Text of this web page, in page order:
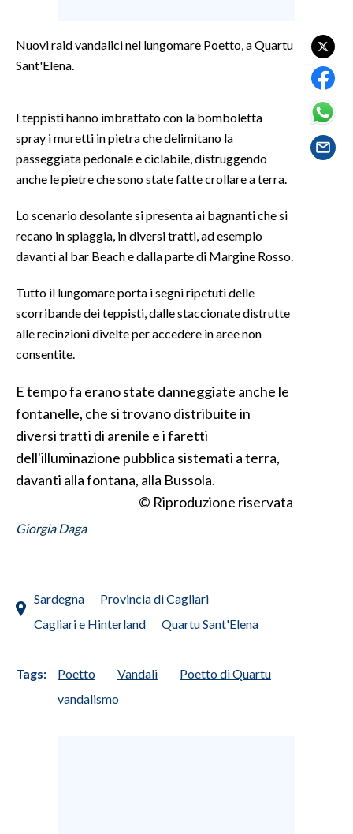
SPETTACOLI
SALUTE
SARDEGNA TURISMO
SARDI NEL MONDO
NOTIZIE
3 MINUTI CON
INFO AZIENDE
ABBONATI
SPIAGGE
Nuovi raid vandalici nel lungomare Poetto, a Quartu
Sant'Elena.
I teppisti hanno imbrattato con la bomboletta
spray i muretti in pietra che delimitano la
passeggiata pedonale e ciclabile, distruggendo
anche le pietre che sono state fatte crollare a terra.
Lo scenario desolante si presenta ai bagnanti che si
recano in spiaggia, in diversi tratti, ad esempio
davanti al bar Beach e dalla parte di Margine Rosso.
Tutto il lungomare porta i segni ripetuti delle
scorribande dei teppisti, dalle staccionate distrutte
alle recinzioni divelte per accedere in aree non
consentite.
E tempo fa erano state danneggiate anche le
fontanelle, che si trovano distribuite in
diversi tratti di arenile e i faretti
dell'illuminazione pubblica sistemati a terra,
davanti alla fontana, alla Bussola.
© Riproduzione riservata
Giorgia Daga
Sardegna
Provincia di Cagliari
Cagliari e Hinterland
Quartu Sant'Elena
Tags: Poetto Vandali
Poetto di Quartu
vandalismo